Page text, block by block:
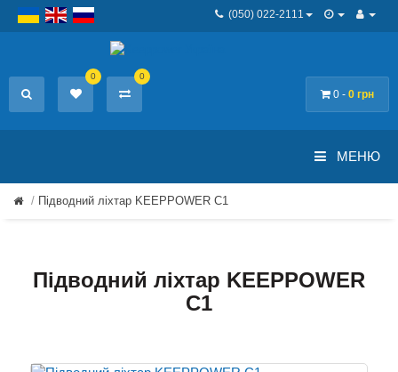
(050) 022-2111
0 - 0 грн
0 0
МЕНЮ
Підводний ліхтар KEEPPOWER C1
Підводний ліхтар KEEPPOWER
C1